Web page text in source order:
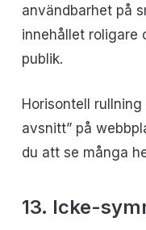
användbarhet på
innehållet roligare
publik.
Horisontell
avsnitt” på
du att se många
13. Icke-